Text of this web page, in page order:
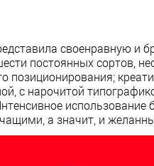
своенравную и
постоянных сортов,
позиционирования;
с нарочитой
а значит, и